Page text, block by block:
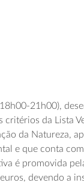
21h00),
critérios da Lista
da Natureza,
e que conta
é promovida
devendo a